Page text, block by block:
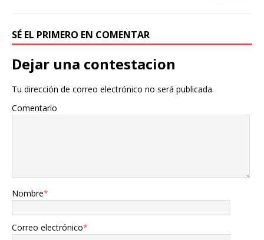
SÉ EL PRIMERO EN COMENTAR
Dejar una contestacion
Tu dirección de correo electrónico no será publicada.
Comentario
Nombre*
Correo electrónico*